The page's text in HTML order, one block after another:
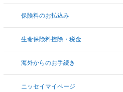
保険料のお払込み
生命保険料控除・税金
海外からのお手続き
ニッセイマイページ